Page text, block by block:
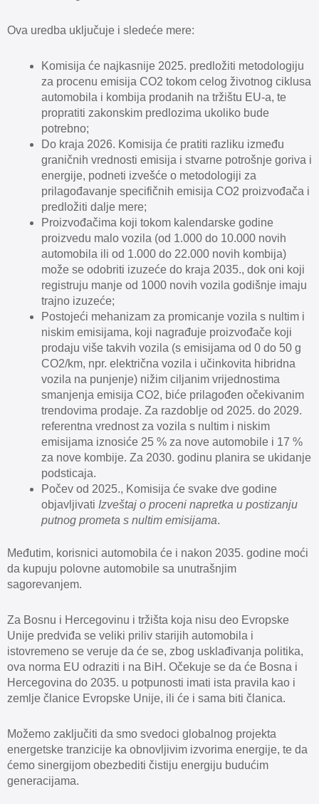
Ova uredba uključuje i sledeće mere:
Komisija će najkasnije 2025. predložiti metodologiju
za procenu emisija CO2 tokom celog životnog ciklusa
automobila i kombija prodanih na tržištu EU-a, te
propratiti zakonskim predlozima ukoliko bude
potrebno;
Do kraja 2026. Komisija će pratiti razliku između
graničnih vrednosti emisija i stvarne potrošnje goriva i
energije, podneti izvešće o metodologiji za
prilagođavanje specifičnih emisija CO2 proizvođača i
predložiti dalje mere;
Proizvođačima koji tokom kalendarske godine
proizvedu malo vozila (od 1.000 do 10.000 novih
automobila ili od 1.000 do 22.000 novih kombija)
može se odobriti izuzeće do kraja 2035., dok oni koji
registruju manje od 1000 novih vozila godišnje imaju
trajno izuzeće;
Postojeći mehanizam za promicanje vozila s nultim i
niskim emisijama, koji nagrađuje proizvođače koji
prodaju više takvih vozila (s emisijama od 0 do 50 g
CO2/km, npr. električna vozila i učinkovita hibridna
vozila na punjenje) nižim ciljanim vrijednostima
smanjenja emisija CO2, biće prilagođen očekivanim
trendovima prodaje. Za razdoblje od 2025. do 2029.
referentna vrednost za vozila s nultim i niskim
emisijama iznosiće 25 % za nove automobile i 17 %
za nove kombije. Za 2030. godinu planira se ukidanje
podsticaja.
Počev od 2025., Komisija će svake dve godine
objavljivati Izveštaj o proceni napretka u postizanju
putnog prometa s nultim emisijama.
Međutim, korisnici automobila će i nakon 2035. godine moći
da kupuju polovne automobile sa unutrašnjim
sagorevanjem.
Za Bosnu i Hercegovinu i tržišta koja nisu deo Evropske
Unije predviđa se veliki priliv starijih automobila i
istovremeno se veruje da će se, zbog usklađivanja politika,
ova norma EU odraziti i na BiH. Očekuje se da će Bosna i
Hercegovina do 2035. u potpunosti imati ista pravila kao i
zemlje članice Evropske Unije, ili će i sama biti članica.
Možemo zaključiti da smo svedoci globalnog projekta
energetske tranzicije ka obnovljivim izvorima energije, te da
ćemo sinergijom obezbediti čistiju energiju budućim
generacijama.